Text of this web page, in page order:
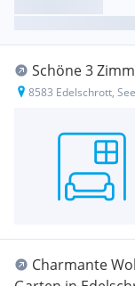
Schöne 3
8583 Edelschrott,
Charmante